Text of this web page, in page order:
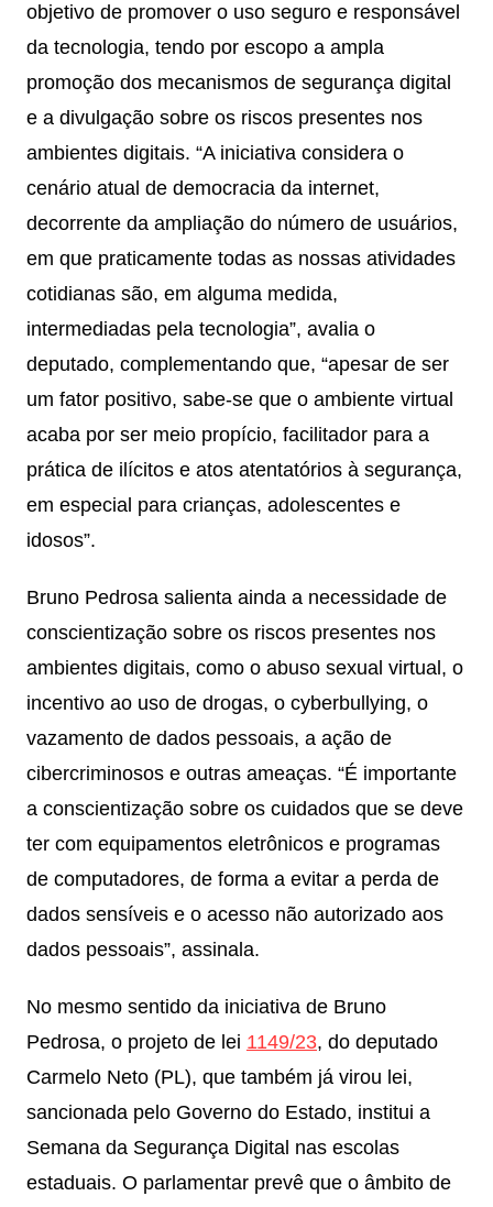
objetivo de promover o uso seguro e responsável
da tecnologia, tendo por escopo a ampla
promoção dos mecanismos de segurança digital
e a divulgação sobre os riscos presentes nos
ambientes digitais. “A iniciativa considera o
cenário atual de democracia da internet,
decorrente da ampliação do número de usuários,
em que praticamente todas as nossas atividades
cotidianas são, em alguma medida,
intermediadas pela tecnologia”, avalia o
deputado, complementando que, “apesar de ser
um fator positivo, sabe-se que o ambiente virtual
acaba por ser meio propício, facilitador para a
prática de ilícitos e atos atentatórios à segurança,
em especial para crianças, adolescentes e
idosos”.
Bruno Pedrosa salienta ainda a necessidade de
conscientização sobre os riscos presentes nos
ambientes digitais, como o abuso sexual virtual, o
incentivo ao uso de drogas, o cyberbullying, o
vazamento de dados pessoais, a ação de
cibercriminosos e outras ameaças. “É importante
a conscientização sobre os cuidados que se deve
ter com equipamentos eletrônicos e programas
de computadores, de forma a evitar a perda de
dados sensíveis e o acesso não autorizado aos
dados pessoais”, assinala.
No mesmo sentido da iniciativa de Bruno
Pedrosa, o projeto de lei 1149/23, do deputado
Carmelo Neto (PL), que também já virou lei,
sancionada pelo Governo do Estado, institui a
Semana da Segurança Digital nas escolas
estaduais. O parlamentar prevê que o âmbito de